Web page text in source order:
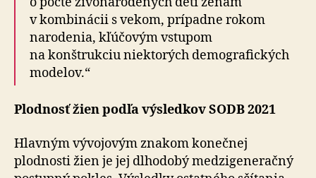
v kombinácii s vekom, prípadne rokom
narodenia, kľúčovým vstupom
na konštrukciu niektorých demografických
modelov.“
Plodnosť žien podľa výsledkov SODB 2021
Hlavným vývojovým znakom konečnej
plodnosti žien je jej dlhodobý medzigeneračný